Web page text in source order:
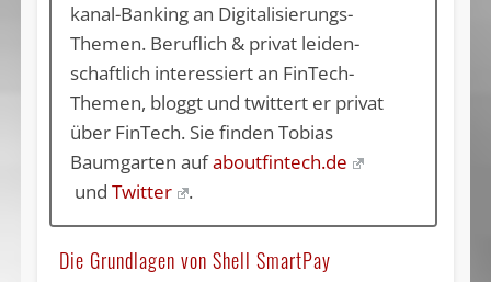
kanal-Banking an Digi­talisierungs-
Themen. Beruflich & privat lei­den­
schaftlich in­ter­es­siert an FinTech-
Themen, bloggt und twit­tert er ­privat
über FinTech. Sie fin­den Tobi­as
Baumgar­ten aufaboutfintech.de
undTwitter .
Die Grundlagen von Shell SmartPay